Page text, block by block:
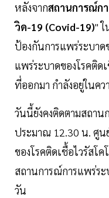
หลังจากสถานการณ์ก
วิด-19 (Covid-19)"
ป้องกันการแพร่ระบา
แพร่ระบาดของโรคติด
ที่ออกมา กำลังอยู่ในค
วันนี้ยังคงติดตามสถาน
ประมาณ 12.30 น. ศูน
ของโรคติดเชื้อไวรัสโ
สถานการณ์การแพร่ระ
วัน